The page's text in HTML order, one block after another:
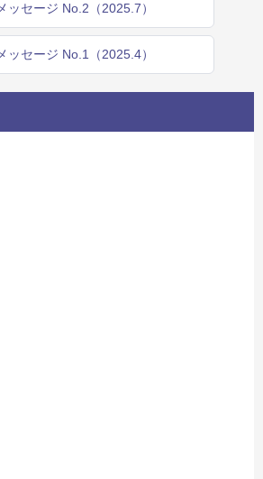
ッセージ No.2（2025.7）
ッセージ No.1（2025.4）